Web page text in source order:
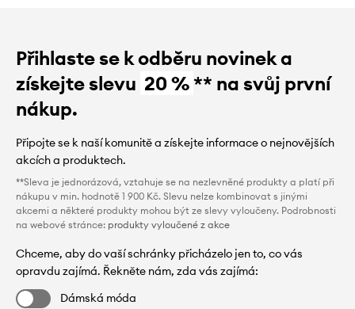
Přihlaste se k odběru novinek a
získejte slevu 20 %** na svůj první
nákup.
Připojte se k naší komunitě a získejte informace o nejnovějších
akcích a produktech.
**Sleva je jednorázová, vztahuje se na nezlevněné produkty a platí při
nákupu v min. hodnotě 1 900 Kč. Slevu nelze kombinovat s jinými
akcemi a některé produkty mohou být ze slevy vyloučeny. Podrobnosti
na webové stránce: produkty vyloučené z akce
Chceme, aby do vaší schránky přicházelo jen to, co vás
opravdu zajímá. Řekněte nám, zda vás zajímá:
Dámská móda